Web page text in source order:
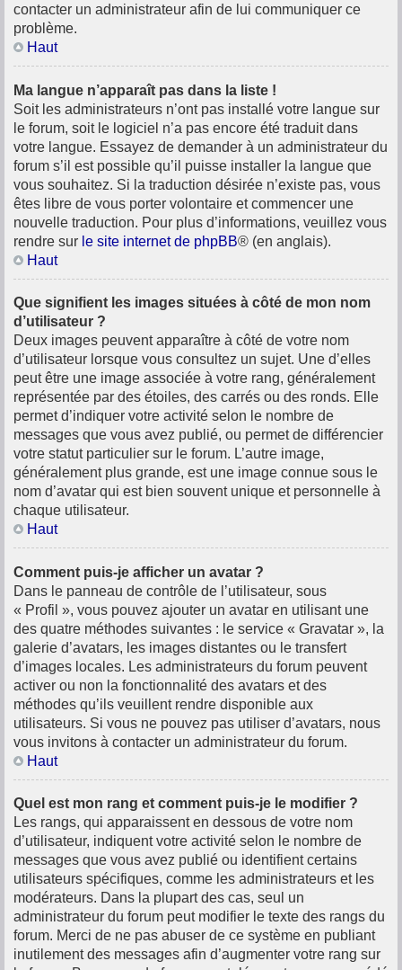
contacter un administrateur afin de lui communiquer ce
problème.
Haut
Ma langue n’apparaît pas dans la liste !
Soit les administrateurs n’ont pas installé votre langue sur
le forum, soit le logiciel n’a pas encore été traduit dans
votre langue. Essayez de demander à un administrateur du
forum s’il est possible qu’il puisse installer la langue que
vous souhaitez. Si la traduction désirée n’existe pas, vous
êtes libre de vous porter volontaire et commencer une
nouvelle traduction. Pour plus d’informations, veuillez vous
rendre sur le site internet de phpBB® (en anglais).
Haut
Que signifient les images situées à côté de mon nom
d’utilisateur ?
Deux images peuvent apparaître à côté de votre nom
d’utilisateur lorsque vous consultez un sujet. Une d’elles
peut être une image associée à votre rang, généralement
représentée par des étoiles, des carrés ou des ronds. Elle
permet d’indiquer votre activité selon le nombre de
messages que vous avez publié, ou permet de différencier
votre statut particulier sur le forum. L’autre image,
généralement plus grande, est une image connue sous le
nom d’avatar qui est bien souvent unique et personnelle à
chaque utilisateur.
Haut
Comment puis-je afficher un avatar ?
Dans le panneau de contrôle de l’utilisateur, sous
« Profil », vous pouvez ajouter un avatar en utilisant une
des quatre méthodes suivantes : le service « Gravatar », la
galerie d’avatars, les images distantes ou le transfert
d’images locales. Les administrateurs du forum peuvent
activer ou non la fonctionnalité des avatars et des
méthodes qu’ils veuillent rendre disponible aux
utilisateurs. Si vous ne pouvez pas utiliser d’avatars, nous
vous invitons à contacter un administrateur du forum.
Haut
Quel est mon rang et comment puis-je le modifier ?
Les rangs, qui apparaissent en dessous de votre nom
d’utilisateur, indiquent votre activité selon le nombre de
messages que vous avez publié ou identifient certains
utilisateurs spécifiques, comme les administrateurs et les
modérateurs. Dans la plupart des cas, seul un
administrateur du forum peut modifier le texte des rangs du
forum. Merci de ne pas abuser de ce système en publiant
inutilement des messages afin d’augmenter votre rang sur